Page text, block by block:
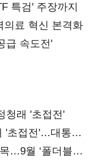
특검' 주장까지
료 혁신 본격화
급 속도전'
청래 '초접전'
'초접전'…대통령
…9월 ‘폴더블